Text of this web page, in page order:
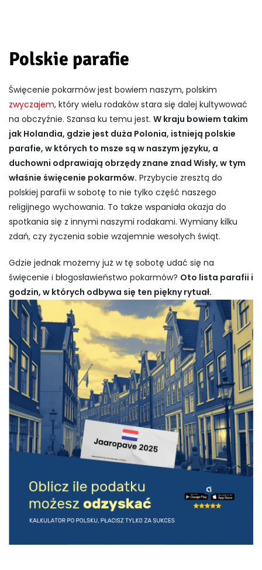
Polskie parafie
Święcenie pokarmów jest bowiem naszym, polskim
zwyczajem, który wielu rodaków stara się dalej kultywować
na obczyźnie. Szansa ku temu jest. W kraju bowiem takim
jak Holandia, gdzie jest duża Polonia, istnieją polskie
parafie, w których to msze są w naszym języku, a
duchowni odprawiają obrzędy znane znad Wisły, w tym
właśnie święcenie pokarmów. Przybycie zresztą do
polskiej parafii w sobotę to nie tylko część naszego
religijnego wychowania. To także wspaniała okazja do
spotkania się z innymi naszymi rodakami. Wymiany kilku
zdań, czy życzenia sobie wzajemnie wesołych świąt.
Gdzie jednak możemy już w tę sobotę udać się na
święcenie i błogosławieństwo pokarmów? Oto lista parafii i
godzin, w których odbywa się ten piękny rytuał.